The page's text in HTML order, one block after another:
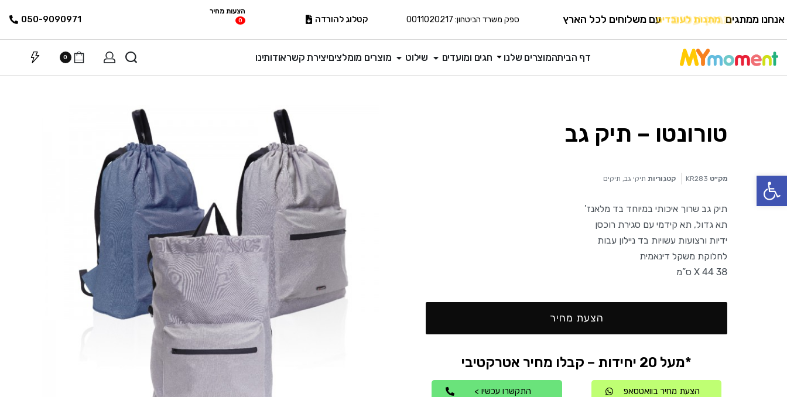
פתח סרגל נגישות
אנחנו ממתגיםמגוון עטיםעם משלוחים לכל הארץ ספק משרד הביטחון: 0011020217 קטלוג להורדה
הצעות מחיר
0 פריטים 050-9090971
דף הביתהמוצרים שלנו חגים ומועדים שילוט מוצרים מומלציםיצירת קשראודותינו 0
טורונטו – תיק גב
מק״ט KR283 קטגוריות תיקי גב, תיקים
תיק גב שרוך איכותי במיוחד בד מלאנז’
תא גדול, תא קידמי עם סגירת רוכסן
ידיות ורצועות עשויות בד ניילון עבות
לחלוקת משקל דינאמית
38 X 44 ס”מ
הצעת מחיר
*מעל 20 יחידות – קבלו מחיר אטרקטיבי
הצעת מחיר בוואטסאפ התקשרו עכשיו >